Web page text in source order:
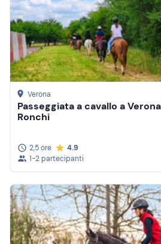
Verona
Passeggiata a cavallo a
Ronchi
2,5 ore
4.9
1-2 partecipanti